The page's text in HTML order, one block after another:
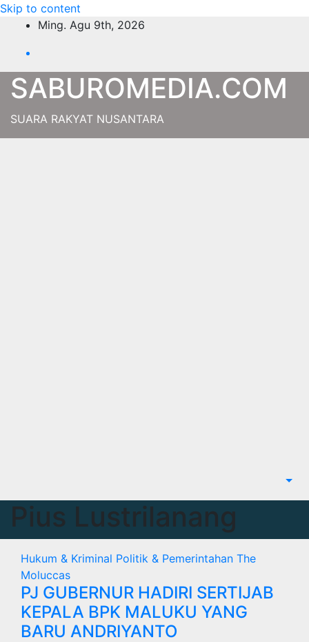
Skip to content
Ming. Agu 9th, 2026
SABUROMEDIA.COM
SUARA RAKYAT NUSANTARA
Pius Lustrilanang
Hukum & Kriminal Politik & Pemerintahan The
Moluccas
PJ GUBERNUR HADIRI SERTIJAB
KEPALA BPK MALUKU YANG
BARU ANDRIYANTO